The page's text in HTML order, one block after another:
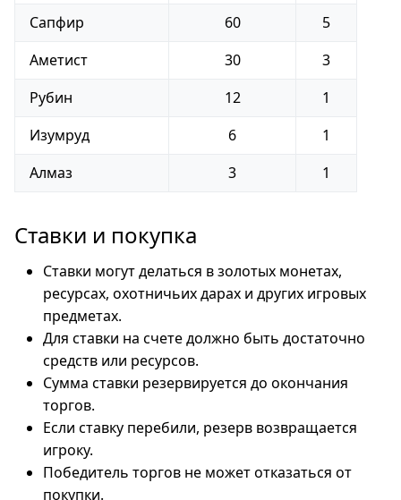
Сапфир
60
5
Аметист
30
3
Рубин
12
1
Изумруд
6
1
Алмаз
3 1
Ставки и покупка
Ставки могут делаться в золотых монетах,
ресурсах, охотничьих дарах и других игровых
предметах.
Для ставки на счете должно быть достаточно
средств или ресурсов.
Сумма ставки резервируется до окончания
торгов.
Если ставку перебили, резерв возвращается
игроку.
Победитель торгов не может отказаться от
покупки.